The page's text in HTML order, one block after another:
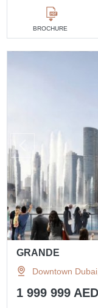
BROCHURE
GRANDE
Downtown
1 999 999